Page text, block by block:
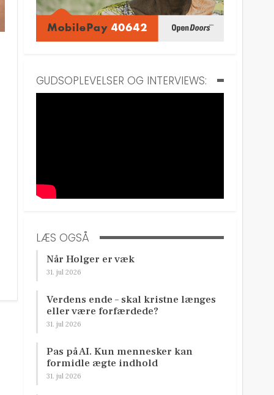
GUDSOPLEVELSER OG INTERVIEWS:
LÆS OGSÅ
Når Holger er væk
31. jul 2026
Verdens ende – skal kristne længes
eller være forfærdede?
31. jul 2026
Pas på AI. Kun mennesker kan
formidle ægte indhold
31. jul 2026